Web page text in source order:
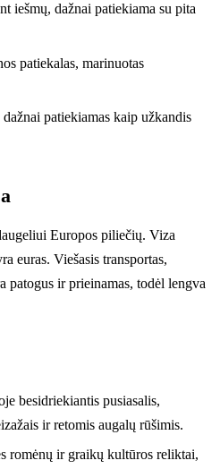
iešmų, dažnai patiekiama su pita
patiekalas, marinuotas
patiekiamas kaip užkandis
Europos piliečių. Viza
euras. Viešasis transportas,
patogus ir prieinamas, todėl lengva
besidriekiantis pusiasalis,
ir retomis augalų rūšimis.
romėnų ir graikų kultūros reliktai,